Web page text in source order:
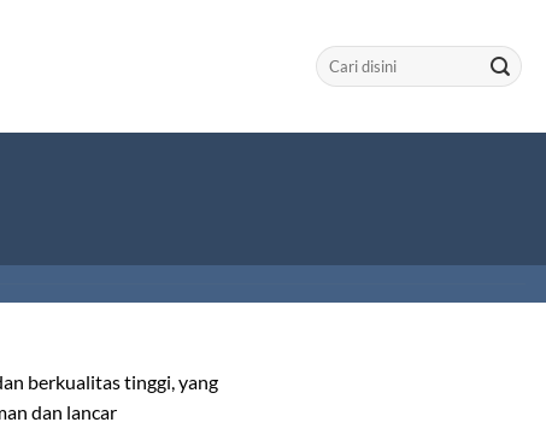
Search
for:
berkualitas tinggi, yang
dan lancar